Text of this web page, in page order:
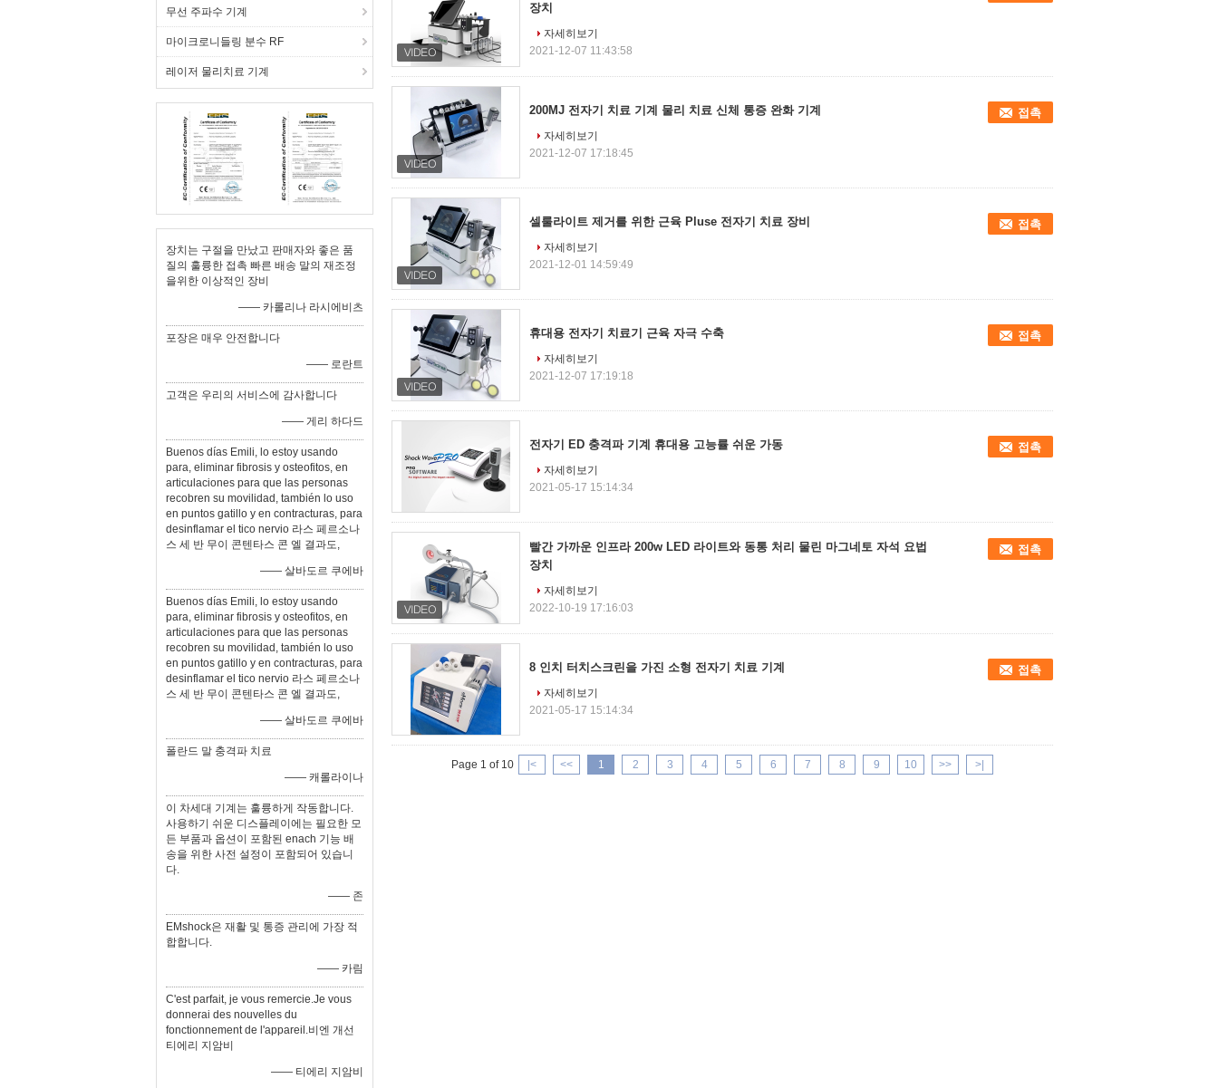
무선 주파수 기계
마이크로니들링 분수 RF
레이저 물리치료 기계
장치는 구절을 만났고 판매자와 좋은 품
질의 훌륭한 접촉 빠른 배송 말의 재조정
을위한 이상적인 장비
—— 카롤리나 라시에비츠
포장은 매우 안전합니다
—— 로란트
고객은 우리의 서비스에 감사합니다
—— 게리 하다드
Buenos días Emili, lo estoy usando
para, eliminar fibrosis y osteofitos, en
articulaciones para que las personas
recobren su movilidad, también lo uso
en puntos gatillo y en contracturas, para
desinflamar el tico nervio 라스 페르소나
스 세 반 무이 콘텐타스 콘 엘 결과도,
—— 살바도르 쿠에바
Buenos días Emili, lo estoy usando
para, eliminar fibrosis y osteofitos, en
articulaciones para que las personas
recobren su movilidad, también lo uso
en puntos gatillo y en contracturas, para
desinflamar el tico nervio 라스 페르소나
스 세 반 무이 콘텐타스 콘 엘 결과도,
—— 살바도르 쿠에바
폴란드 말 충격파 치료
—— 캐롤라이나
이 차세대 기계는 훌륭하게 작동합니다.
사용하기 쉬운 디스플레이에는 필요한 모
든 부품과 옵션이 포함된 enach 기능 배
송을 위한 사전 설정이 포함되어 있습니
다.
—— 존
EMshock은 재활 및 통증 관리에 가장 적
합합니다.
—— 카림
C'est parfait, je vous remercie.Je vous
donnerai des nouvelles du
fonctionnement de l'appareil.비엔 개선
티에리 지암비
—— 티에리 지암비
장치
자세히보기
2021-12-07 11:43:58
200MJ 전자기 치료 기계 물리 치료 신체 통증 완화 기계 접촉
자세히보기
2021-12-07 17:18:45
셀룰라이트 제거를 위한 근육 Pluse 전자기 치료 장비 접촉
자세히보기
2021-12-01 14:59:49
휴대용 전자기 치료기 근육 자극 수축 접촉
자세히보기
2021-12-07 17:19:18
전자기 ED 충격파 기계 휴대용 고능률 쉬운 가동 접촉
자세히보기
2021-05-17 15:14:34
빨간 가까운 인프라 200w LED 라이트와 동통 처리 물린 마그네토 자석 요법
장치
접촉
자세히보기
2022-10-19 17:16:03
8 인치 터치스크린을 가진 소형 전자기 치료 기계 접촉
자세히보기
2021-05-17 15:14:34
Page 1 of 10 |< << 1 2 3 4 5 6 7 8 9 10 >> >|